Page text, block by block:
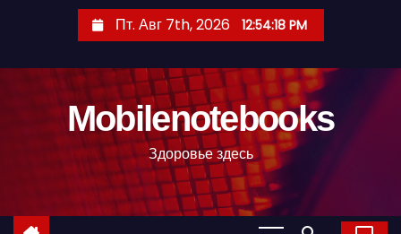
с
Пт. Авг 7th, 2026 12:54:19 PM
Mobilenotebooks
Здоровье здесь